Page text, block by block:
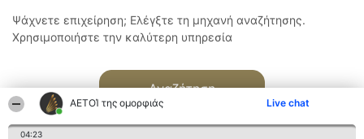
ΑΕΤΟΊ της ομορφιάς Live chat
04:23
Ψάχνετε επιχείρηση; Ελέγξτε τη μηχανή αναζήτησης.
Χρησιμοποιήστε την καλύτερη υπηρεσία
Αναζήτηση